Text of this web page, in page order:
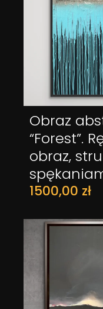
Obraz
“Forest”.
obraz,
1500,00 zł